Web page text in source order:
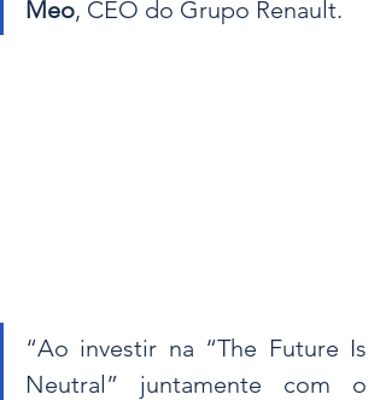
Meo, CEO do Grupo Renault.
“Ao investir na “The Future Is
Neutral” juntamente com o